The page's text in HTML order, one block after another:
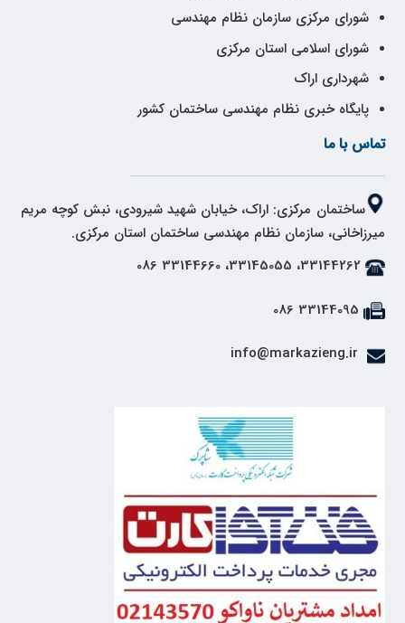
شورای مرکزی سازمان نظام مهندسی
شورای اسلامی استان مرکزی
شهرداری اراک
پایگاه خبری نظام مهندسی ساختمان کشور
تماس با ما
ساختمان مرکزی: اراک، خیابان شهید شیرودی، نبش کوچه مریم
میرزاخانی، سازمان نظام مهندسی ساختمان استان مرکزی.
33144262، 33145055، 33144660 086
33144095 086